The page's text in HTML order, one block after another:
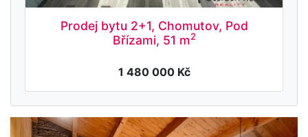
Prodej bytu 2+1, Chomutov, Pod
Břízami, 51 m2
1 480 000 Kč